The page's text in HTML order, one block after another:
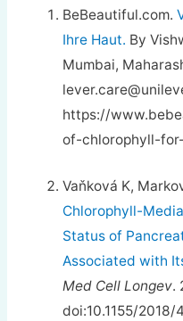
BeBeautiful.com.
Ihre Haut. By
Mumbai,
https://
of-chlorophyll-
Vaňková K,
Chlorophyll-
Status of
Associated with
Med Cell Longev.
doi:10.1155/2018/